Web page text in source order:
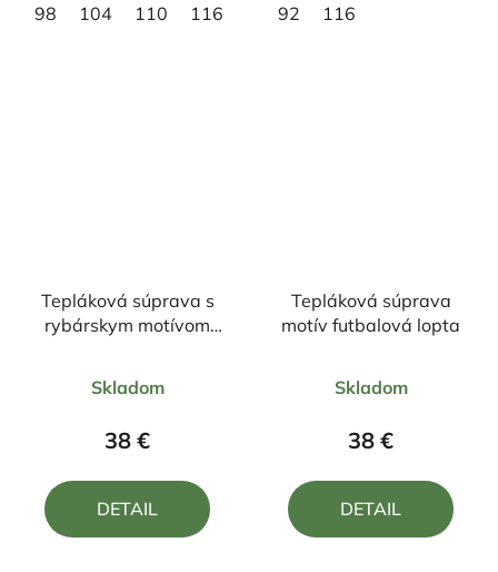
98 104 110 116 134 140
92 116
Tepláková súprava s
rybárskym motívom
hodnotenie
produktu
z
Skladom
38 €
DETAIL
Tepláková súprava
motív futbalová lopta
hodnotenie
produktu
z
Skladom
38 €
DETAIL